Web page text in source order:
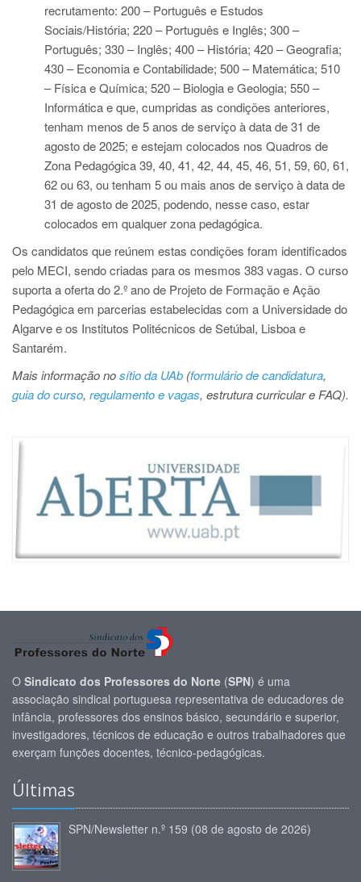
recrutamento: 200 – Português e Estudos
Sociais/História; 220 – Português e Inglês; 300 –
Português; 330 – Inglês; 400 – História; 420 – Geografia;
430 – Economia e Contabilidade; 500 – Matemática; 510
– Física e Química; 520 – Biologia e Geologia; 550 –
Informática e que, cumpridas as condições anteriores,
tenham menos de 5 anos de serviço à data de 31 de
agosto de 2025; e estejam colocados nos Quadros de
Zona Pedagógica 39, 40, 41, 42, 44, 45, 46, 51, 59, 60, 61,
62 ou 63, ou tenham 5 ou mais anos de serviço à data de
31 de agosto de 2025, podendo, nesse caso, estar
colocados em qualquer zona pedagógica.
Os candidatos que reúnem estas condições foram identificados
pelo MECI, sendo criadas para os mesmos 383 vagas. O curso
suporta a oferta do 2.º ano de Projeto de Formação e Ação
Pedagógica em parcerias estabelecidas com a Universidade do
Algarve e os Institutos Politécnicos de Setúbal, Lisboa e
Santarém.
Mais informação nosítio da UAb (formulário de candidatura,
guia do curso, regulamento e vagas, estrutura curricular e FAQ).
O Sindicato dos Professores do Norte (SPN) é uma
associação sindical portuguesa representativa de educadores de
infância, professores dos ensinos básico, secundário e superior,
investigadores, técnicos de educação e outros trabalhadores que
exerçam funções docentes, técnico-pedagógicas.
Últimas
SPN/Newsletter n.º 159 (08 de agosto de 2026)